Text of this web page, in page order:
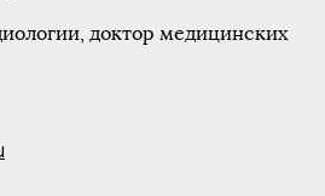
доктор медицинских